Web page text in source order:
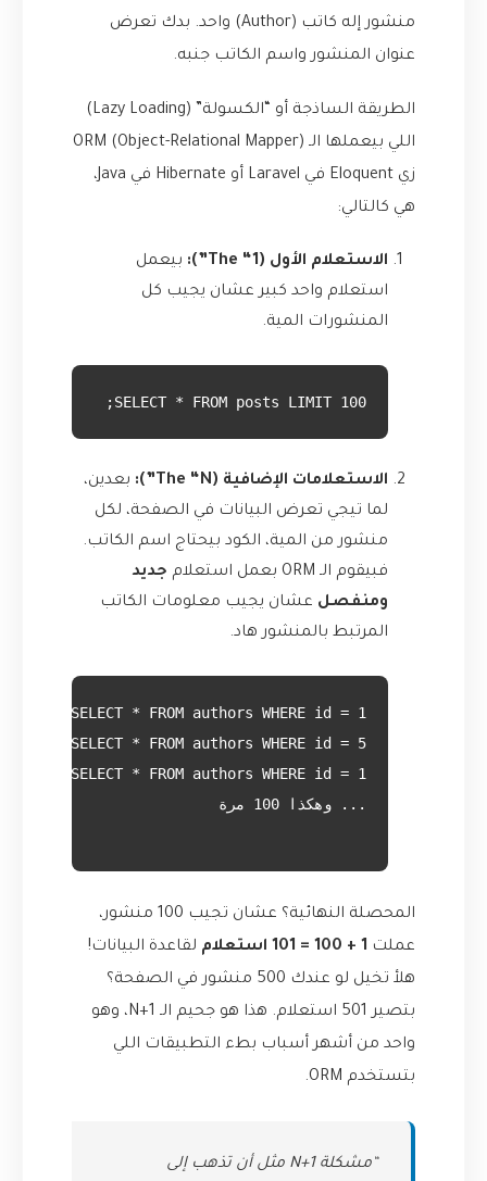
منشور إله كاتب (Author) واحد. بدك تعرض
عنوان المنشور واسم الكاتب جنبه.
الطريقة الساذجة أو “الكسولة” (Lazy Loading)
اللي بيعملها الـ ORM (Object-Relational Mapper)
زي Eloquent في Laravel أو Hibernate في Java،
هي كالتالي:
الاستعلام الأول (The “1”):
بيعمل
استعلام واحد كبير عشان يجيب كل
المنشورات المية.
SELECT * FROM posts LIMIT 100;
الاستعلامات الإضافية (The “N”):
بعدين،
لما تيجي تعرض البيانات في الصفحة، لكل
منشور من المية، الكود بيحتاج اسم الكاتب.
فبيقوم الـ ORM بعمل استعلام
جديد
ومنفصل عشان يجيب معلومات الكاتب
المرتبط بالمنشور هاد.
المحصلة النهائية؟ عشان تجيب 100 منشور،
عملت 1 + 100 = 101 استعلام
لقاعدة البيانات!
هلأ تخيل لو عندك 500 منشور في الصفحة؟
بتصير 501 استعلام. هذا هو جحيم الـ N+1، وهو
واحد من أشهر أسباب بطء التطبيقات اللي
بتستخدم ORM.
“مشكلة N+1 مثل أن تذهب إلى